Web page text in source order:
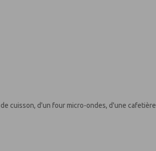
cuisson, d'un four micro-ondes, d'une cafetière